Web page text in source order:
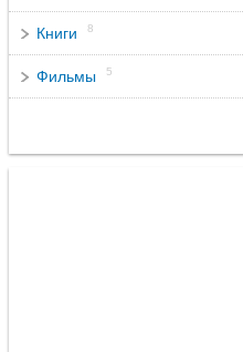
Книги 8
Фильмы 5